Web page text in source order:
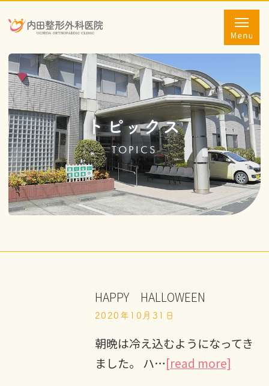
トピックス
TOPICS
HAPPY HALLOWEEN
2020年10月31日
朝晩は冷え込むようになってき
ました。 ハ…[read more]